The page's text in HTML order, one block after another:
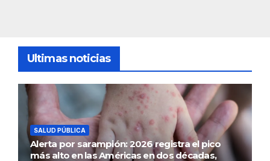
Ultimas noticias
SALUD PÚBLICA
Alerta por sarampión: 2026 registra el pico
más alto en las Américas en dos décadas,